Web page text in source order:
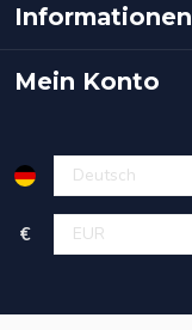
Informationen
Mein Konto
€